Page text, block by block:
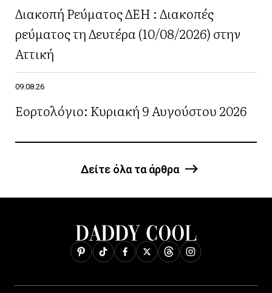
Διακοπή Ρεύματος ΔΕΗ : Διακοπές
ρεύματος τη Δευτέρα (10/08/2026) στην
Αττική
09.08.26
Εορτολόγιο: Κυριακή 9 Αυγούστου 2026
Δείτε όλα τα άρθρα